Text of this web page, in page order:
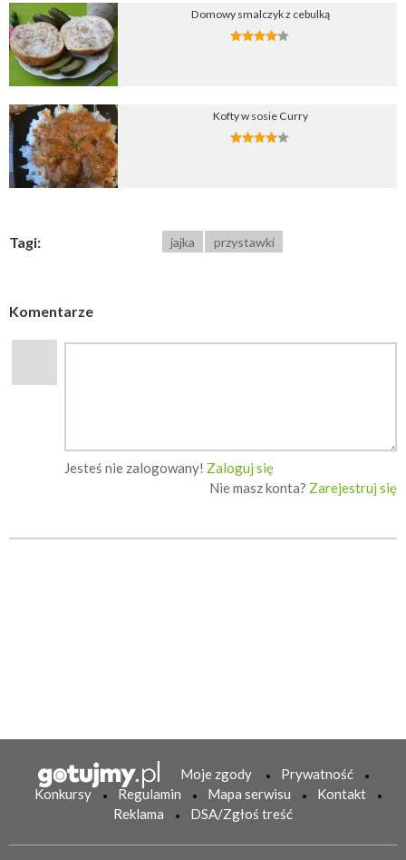
Domowy smalczyk z cebulką
Kofty w sosie Curry
Tagi: jajka przystawki
Komentarze
Jesteś nie zalogowany! Zaloguj się
Nie masz konta? Zarejestruj się
Moje zgody
Prywatność
Konkursy
Regulamin Mapa serwisu
Kontakt
Reklama
DSA/Zgłoś treść